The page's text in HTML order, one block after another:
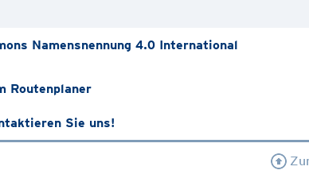
Namensnennung 4.0 International
Routenplaner
Sie uns!